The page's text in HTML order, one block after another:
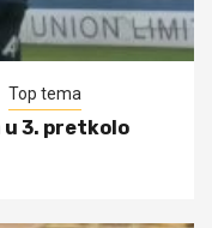
Top tema
u 3. pretkolo